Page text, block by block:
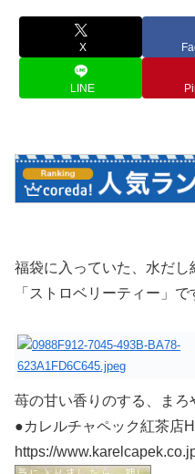
X
LINE
福袋に入っていた、水だし
「ストロベリーティー」で
苺の甘い香りのする、まろ
●カレルチャペック紅茶店
https://